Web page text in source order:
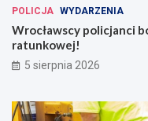
POLICJA WYDARZENIA
Wrocławscy policjanci
ratunkowej!
5 sierpnia 2026